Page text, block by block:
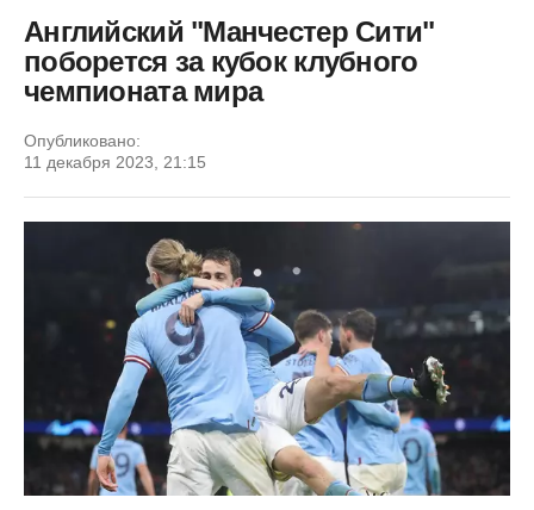
Английский "Манчестер Сити"
поборется за кубок клубного
чемпионата мира
Опубликовано:
11 декабря 2023, 21:15